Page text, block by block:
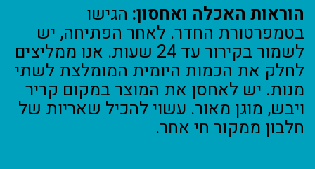
הוראות האכלה ואחסון: הגישו
בטמפרטורת החדר. לאחר הפתיחה, יש
לשמור בקירור עד 24 שעות. אנו ממליצים
לחלק את הכמות היומית המומלצת לשתי
מנות. יש לאחסן את המוצר במקום קריר
ויבש, מוגן מאור. עשוי להכיל שאריות של
חלבון ממקור חי אחר.